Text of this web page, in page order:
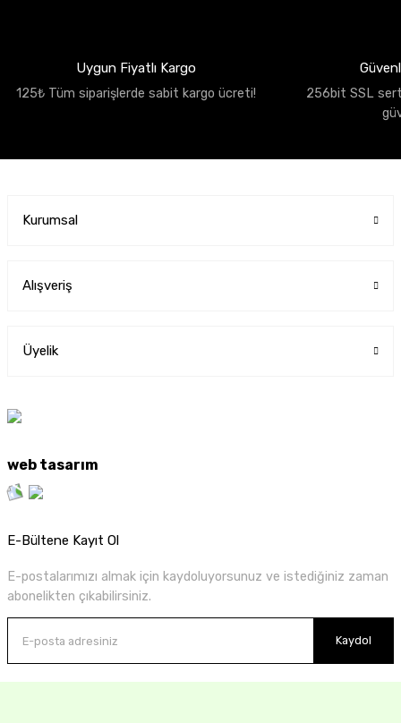
Uygun Fiyatlı Kargo
125₺ Tüm siparişlerde sabit kargo ücreti!
256bit SSL
Kurumsal
Alışveriş
Üyelik
web tasarım
E-Bültene Kayıt Ol
E-postalarımızı almak için kaydoluyorsunuz ve istediğiniz zaman
abonelikten çıkabilirsiniz.
Kaydol